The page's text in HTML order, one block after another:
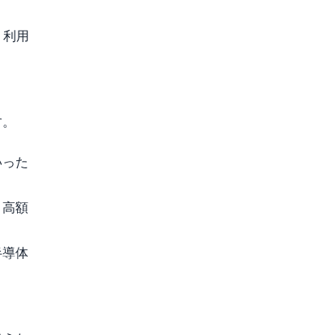
用
た
額
体